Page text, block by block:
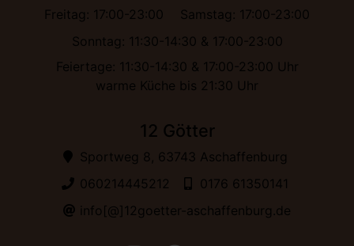
Freitag: 17:00-23:00
Samstag: 17:00-23:00
Sonntag: 11:30-14:30 & 17:00-23:00
Feiertage: 11:30-14:30 & 17:00-23:00 Uhr
warme Küche bis 21:30 Uhr
12 Götter
Sportweg 8, 63743 Aschaffenburg
060214445212
0176 61350141
info[@]12goetter-aschaffenburg.de